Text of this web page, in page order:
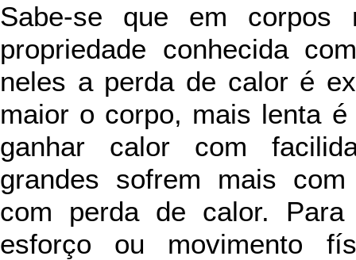
Sabe-se que em corpos
propriedade conhecida
neles a perda de calor é
maior o corpo, mais lenta
ganhar calor com
grandes sofrem mais
com perda de calor. Para
esforço ou movimento